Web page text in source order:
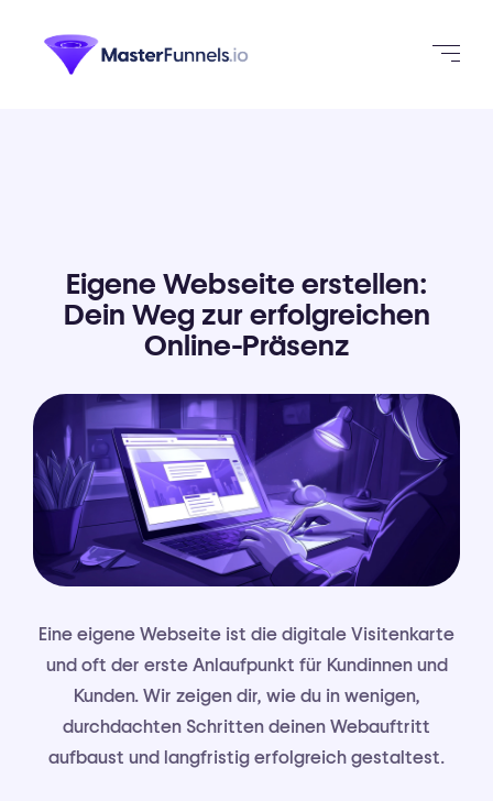
Eigene Webseite erstellen:
Dein Weg zur erfolgreichen
Online-Präsenz
Eine eigene Webseite ist die digitale Visitenkarte
und oft der erste Anlaufpunkt für Kundinnen und
Kunden. Wir zeigen dir, wie du in wenigen,
durchdachten Schritten deinen Webauftritt
aufbaust und langfristig erfolgreich gestaltest.